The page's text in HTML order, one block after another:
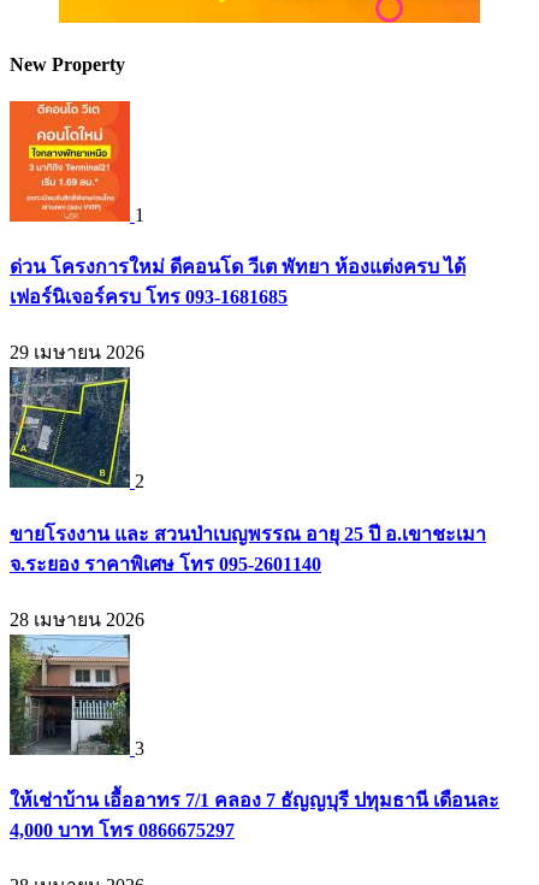
New Property
1
ด่วน โครงการใหม่ ดีคอนโด วีเต พัทยา ห้องแต่งครบ ได้
เฟอร์นิเจอร์ครบ โทร 093-1681685
29 เมษายน 2026
2
ขายโรงงาน และ สวนป่าเบญพรรณ อายุ 25 ปี อ.เขาชะเมา
จ.ระยอง ราคาพิเศษ โทร 095-2601140
28 เมษายน 2026
3
ให้เช่าบ้าน เอื้ออาทร 7/1 คลอง 7 ธัญญบุรี ปทุมธานี เดือนละ
4,000 บาท โทร 0866675297